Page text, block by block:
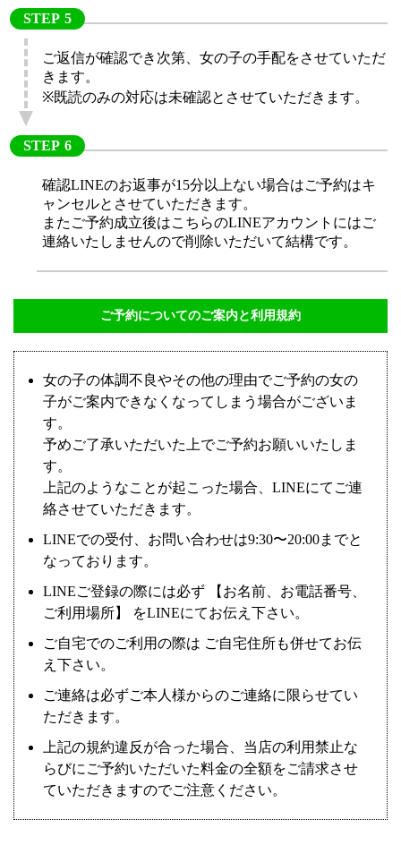
STEP
ご返信が確認でき次第、女の子の手配をさせていただ
きます。
※既読のみの対応は未確認とさせていただきます。
STEP
確認LINEのお返事が15分以上ない場合はご予約はキ
ャンセルとさせていただきます。
またご予約成立後はこちらのLINEアカウントにはご
連絡いたしませんので削除いただいて結構です。
ご予約についてのご案内と利用規約
女の子の体調不良やその他の理由でご予約の女の
子がご案内できなくなってしまう場合がございま
す。
予めご了承いただいた上でご予約お願いいたしま
す。
上記のようなことが起こった場合、LINEにてご連
絡させていただきます。
LINEでの受付、お問い合わせは9:30〜20:00までと
なっております。
LINEご登録の際には必ず 【お名前、お電話番号、
ご利用場所】 をLINEにてお伝え下さい。
ご自宅でのご利用の際は ご自宅住所も併せてお伝
え下さい。
ご連絡は必ずご本人様からのご連絡に限らせてい
ただきます。
上記の規約違反が合った場合、当店の利用禁止な
らびにご予約いただいた料金の全額をご請求させ
ていただきますのでご注意ください。